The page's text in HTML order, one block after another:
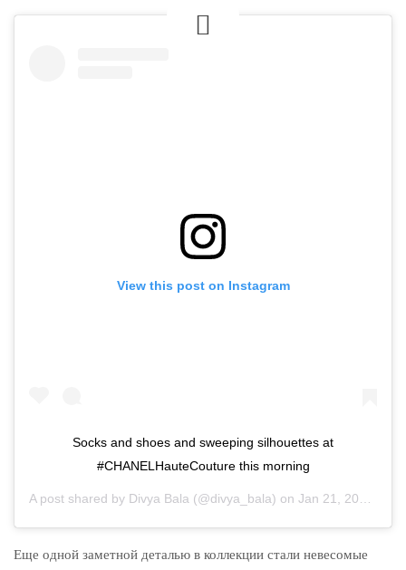
View this post on Instagram
Socks and shoes and sweeping silhouettes at
#CHANELHauteCouture this morning
A post shared by Divya Bala (@divya_bala) on Jan 21, 2020 at 2:00am PST
Еще одной заметной деталью в коллекции стали невесомые